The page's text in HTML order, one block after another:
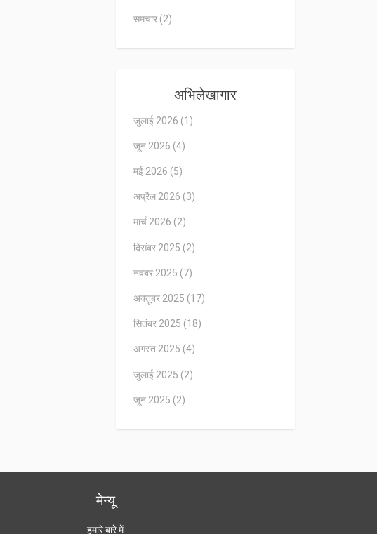
समचार (2)
अभिलेखागार
जुलाई 2026 (1)
जून 2026 (4)
मई 2026 (5)
अप्रैल 2026 (3)
मार्च 2026 (2)
दिसंबर 2025 (2)
नवंबर 2025 (7)
अक्तूबर 2025 (17)
सितंबर 2025 (18)
अगस्त 2025 (4)
जुलाई 2025 (2)
जून 2025 (2)
मेन्यू
हमारे बारे में